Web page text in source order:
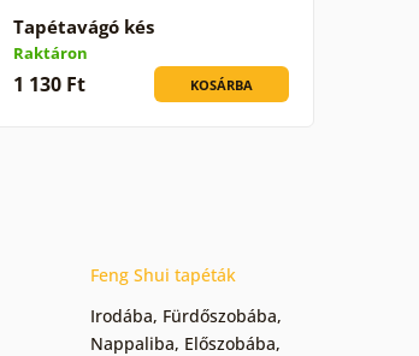
Tapétavágó kés
Raktáron
1 130 Ft KOSÁRBA
Feng Shui tapéták
Irodába, Fürdőszobába,
Nappaliba, Előszobába,